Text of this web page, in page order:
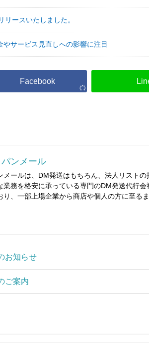
ースいたしました。
サービス見直しへの影響に注目
ンメール
メールは、DM発送はもちろん、法人リスト
業務を格安に承っている専門のDM発送代行
り、一部上場企業から商店や個人の方に至る
お知らせ
ご案内